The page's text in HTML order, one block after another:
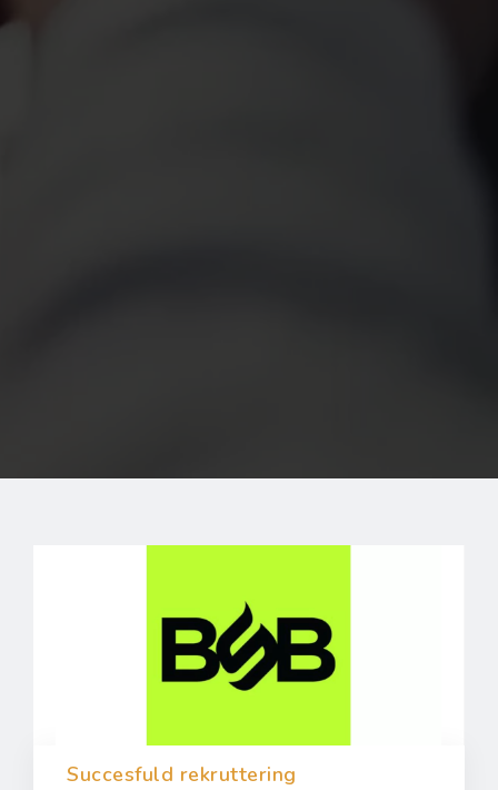
Succesfuld rekruttering